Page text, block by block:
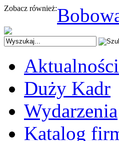
Zobacz również:
Aktualności
Duży Kadr
Wydarzenia
Katalog